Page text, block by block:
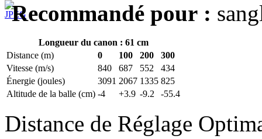
Recommandé pour :
Longueur du canon : 61 cm
Distance (m)
0 100 200
300
Vitesse (m/s)
840 687 552
434
Énergie (joules)
3091 2067 1335 825
Altitude de la balle (cm) -4 +3.9 -9.2 -55.4
Distance de Réglage